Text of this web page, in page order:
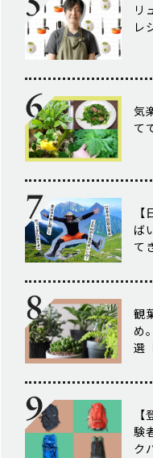
リ
レ
気
て
ば
て
観
め
選
験
ク